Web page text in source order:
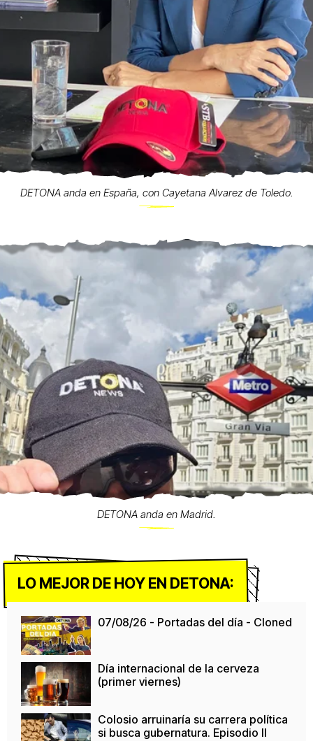
DETONA anda en España, con Cayetana Alvarez de Toledo.
DETONA anda en Madrid.
LO MEJOR DE HOY EN DETONA:
07/08/26 - Portadas del día - Cloned
Día internacional de la cerveza
(primer viernes)
Colosio arruinaría su carrera política
si busca gubernatura. Episodio II